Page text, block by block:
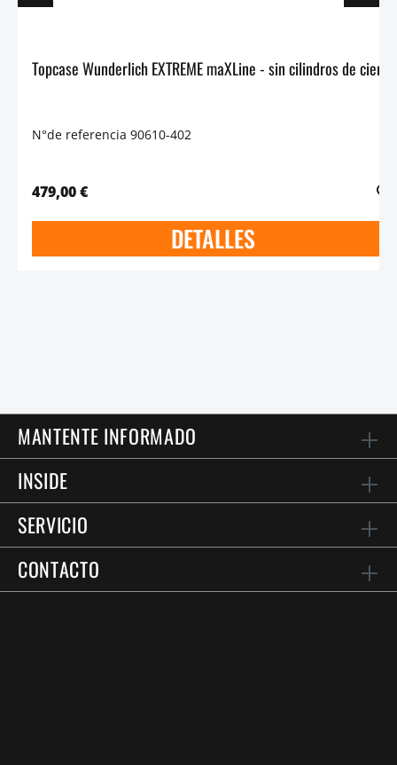
Topcase Wunderlich EXTREME maXLine - sin cilindros de cierre
N°de referencia 90610-402
479,00 €
DETALLES
MANTENTE INFORMADO
INSIDE
SERVICIO
CONTACTO